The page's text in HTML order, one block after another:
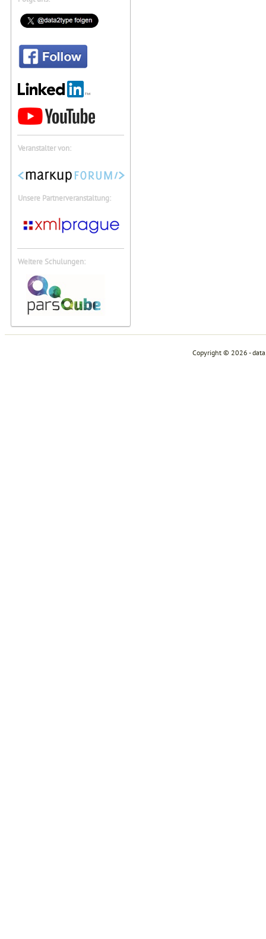
Veranstalter von:
Unsere Partnerveranstaltung:
Weitere Schulungen:
Copyright © 2026 -